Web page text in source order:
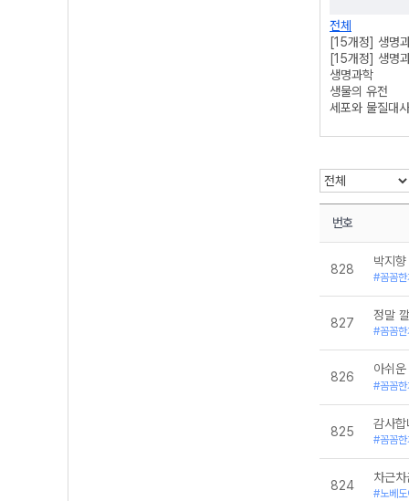
전체
[15개정] 생명
[15개정] 생명
생명과학
생물의 유전
세포와 물질대사
번호
828
박지
#꼼꼼
827
정말
#꼼꼼
826
아쉬
#꼼꼼
825
감사합
#꼼꼼한
824
차근차
#노베